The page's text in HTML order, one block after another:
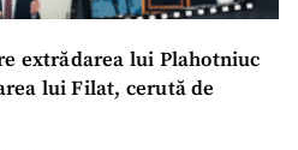
extrădarea lui Plahotniuc
lui Filat, cerută de